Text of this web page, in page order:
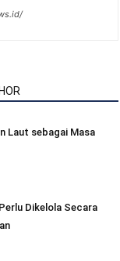
Laut sebagai Masa
Dikelola Secara